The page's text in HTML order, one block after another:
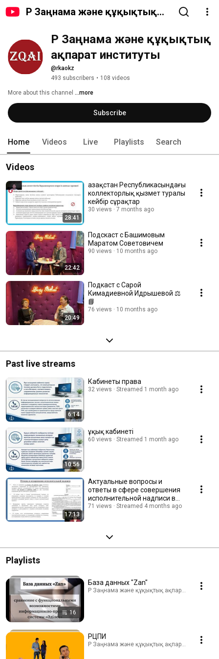
ҚР Заңнама және құқықтық
ҚР Заңнама және құқықтық
ақпарат институты
@rkaokz
493 subscribers • 108 videos
More about this channel ...more
Subscribe
Home Videos Live Playlists Search
Videos
28:41
Қазақстан Республикасындағы
коллекторлық қызмет туралы
кейбір сұрақтар
30 views 7 months ago
22:42
Подскаст с Башимовым
Маратом Советовичем
90 views 10 months ago
20:49
Подкаст с Сарой
Кимадиевной Идрышевой ⚖️
📘
76 views 10 months ago
Past live streams
6:14
Кабинеты права
32 views Streamed 1 month ago
10:56
Құқық кабинеті
60 views Streamed 1 month ago
17:13
Актуальные вопросы и
ответы в сфере совершения
исполнительной надписи в
Республике Казахстан
71 views Streamed 4 months ago
Playlists
16
База данных "Zan"
ҚР Заңнама және құқықтық ақпарат институты
РЦПИ
ҚР Заңнама және құқықтық ақпарат институты